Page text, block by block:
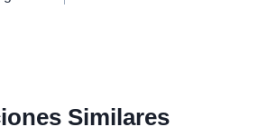
Similares